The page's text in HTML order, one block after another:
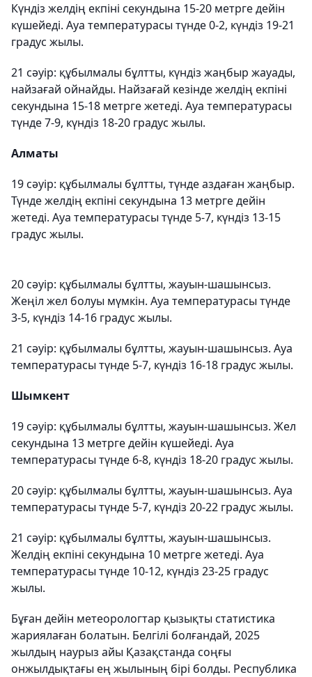
Күндіз желдің екпіні секундына 15-20 метрге дейін
күшейеді. Ауа температурасы түнде 0-2, күндіз 19-21
градус жылы.
21 сәуір: құбылмалы бұлтты, күндіз жаңбыр жауады,
найзағай ойнайды. Найзағай кезінде желдің екпіні
секундына 15-18 метрге жетеді. Ауа температурасы
түнде 7-9, күндіз 18-20 градус жылы.
Алматы
19 сәуір: құбылмалы бұлтты, түнде аздаған жаңбыр.
Түнде желдің екпіні секундына 13 метрге дейін
жетеді. Ауа температурасы түнде 5-7, күндіз 13-15
градус жылы.
20 сәуір: құбылмалы бұлтты, жауын-шашынсыз.
Жеңіл жел болуы мүмкін. Ауа температурасы түнде
3-5, күндіз 14-16 градус жылы.
21 сәуір: құбылмалы бұлтты, жауын-шашынсыз. Ауа
температурасы түнде 5-7, күндіз 16-18 градус жылы.
Шымкент
19 сәуір: құбылмалы бұлтты, жауын-шашынсыз. Жел
секундына 13 метрге дейін күшейеді. Ауа
температурасы түнде 6-8, күндіз 18-20 градус жылы.
20 сәуір: құбылмалы бұлтты, жауын-шашынсыз. Ауа
температурасы түнде 5-7, күндіз 20-22 градус жылы.
21 сәуір: құбылмалы бұлтты, жауын-шашынсыз.
Желдің екпіні секундына 10 метрге жетеді. Ауа
температурасы түнде 10-12, күндіз 23-25 ​​градус
жылы.
Бұған дейін метеорологтар қызықты статистика
жариялаған болатын. Белгілі болғандай, 2025
жылдың наурыз айы Қазақстанда соңғы
онжылдықтағы ең жылының бірі болды. Республика